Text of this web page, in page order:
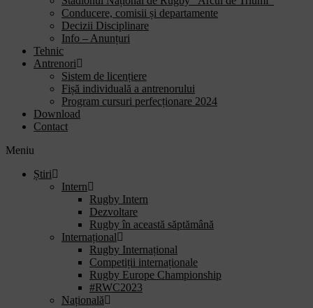
Conducere, comisii și departamente
Decizii Disciplinare
Info – Anunțuri
Tehnic
Antrenori
Sistem de licențiere
Fișă individuală a antrenorului
Program cursuri perfecționare 2024
Download
Contact
Meniu
Știri
Intern
Rugby Intern
Dezvoltare
Rugby în această săptămână
Internațional
Rugby Internațional
Competiții internaționale
Rugby Europe Championship
#RWC2023
Națională